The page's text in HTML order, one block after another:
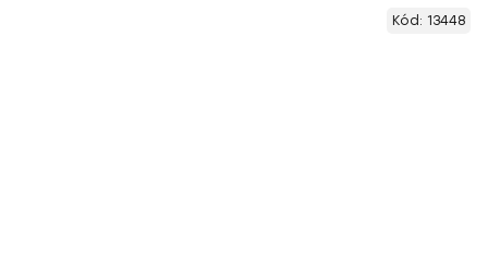
Kód: 13448